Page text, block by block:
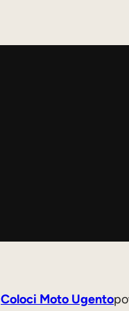
Coloci Moto Ugento